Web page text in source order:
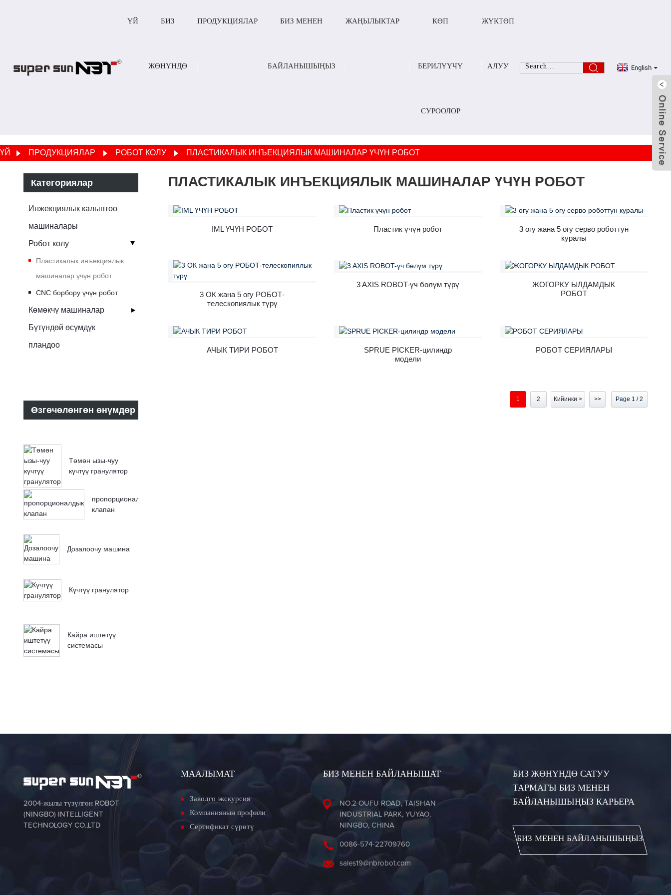
ҮЙ БИЗ
ЖӨНҮНДӨ
ПРОДУКЦИЯЛАР БИЗ МЕНЕН
БАЙЛАНЫШЫҢЫЗ
ЖАҢЫЛЫКТАР КӨП
БЕРИЛҮҮЧҮ
СУРООЛОР
ЖҮКТӨП
АЛУУ English
ҮЙ ПРОДУКЦИЯЛАР РОБОТ КОЛУ ПЛАСТИКАЛЫК ИНЪЕКЦИЯЛЫК МАШИНАЛАР ҮЧҮН РОБОТ
Категориялар
Инжекциялык калыптоо
машиналары
Робот колу
Пластикалык инъекциялык
машиналар үчүн робот
CNC борбору үчүн робот
Көмөкчү машиналар
Бүтүндөй өсүмдүк
пландоо
Өзгөчөлөнгөн өнүмдөр
Төмөн ызы-чуу
күчтүү гранулятор
пропорционалдык
клапан
Дозалоочу машина
Күчтүү гранулятор
Кайра иштетүү
системасы
ПЛАСТИКАЛЫК ИНЪЕКЦИЯЛЫК МАШИНАЛАР ҮЧҮН РОБОТ
IML ҮЧҮН РОБОТ Пластик үчүн робот
3 огу жана 5 огу серво роботтун
куралы
3 ОК жана 5 огу РОБОТ-
телескопиялык түрү
3 AXIS ROBOT-үч бөлүм түрү
ЖОГОРКУ ЫЛДАМДЫК
РОБОТ
АЧЫК ТИРИ РОБОТ
SPRUE PICKER-цилиндр
модели
РОБОТ СЕРИЯЛАРЫ
1 2 Кийинки > >> Page 1 / 2
2004-жылы түзүлгөн ROBOT
(NINGBO) INTELLIGENT
TECHNOLOGY CO.,LTD
МААЛЫМАТ
Заводго экскурсия
Компаниянын профили
Сертификат сүрөтү
БИЗ МЕНЕН БАЙЛАНЫШАТ
NO.2 OUFU ROAD, TAISHAN
INDUSTRIAL PARK, YUYAO,
NINGBO, CHINA
0086-574-22709760
sales19@nbrobot.com
БИЗ ЖӨНҮНДӨ САТУУ
ТАРМАГЫ БИЗ МЕНЕН
БАЙЛАНЫШЫҢЫЗ КАРЬЕРА
БИЗ МЕНЕН БАЙЛАНЫШЫҢЫЗ